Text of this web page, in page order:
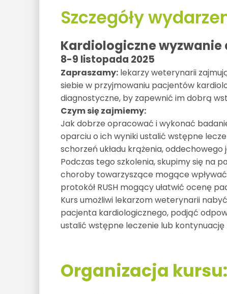
Szczegóły
Kardiologiczne
8-9 listopada 2025
Zapraszamy: lekarzy weterynarii
siebie w przyjmowaniu pacjentów
diagnostyczne, by zapewnić im dobrą
Czym się zajmiemy:
Jak dobrze opracować i wykonać
oparciu o ich wyniki ustalić wstępne
schorzeń układu krążenia,
Podczas tego szkolenia, skupimy się na
choroby towarzyszące mogące
protokół RUSH mogący ułatwić ocenę
Kurs umożliwi lekarzom weterynarii
pacjenta kardiologicznego, podjąć
ustalić wstępne leczenie lub kontynuację
Organizacja kursu: